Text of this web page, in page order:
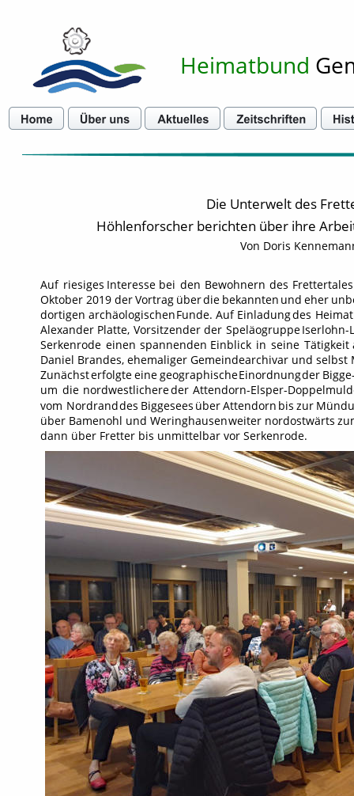
Heimatbund
Die Unterwelt des
Höhlenforscher berichten über ihre
Von Doris
Auf riesiges Interesse bei den Bewohnern des Frettertales
Oktober 2019 derVortrag überdie bekannten und eher
dortigen archäologischenFunde. Auf Einladungdes
Alexander Platte, Vorsitzender der SpeläogruppeIserlohn-
Serkenrode einen spannenden Einblick in seine Tätigkeit
Daniel Brandes, ehemaliger Gemeindearchivar und
ZunächsterfolgteeinegeographischeEinordnungder
um die nordwestlichereder Attendorn-Elsper-
vom Nordranddes Biggesees überAttendorn bis zur
über Bamenohl und Weringhausenweiter nordostwärts
dann über Fretter bis unmittelbar vor Serkenrode.